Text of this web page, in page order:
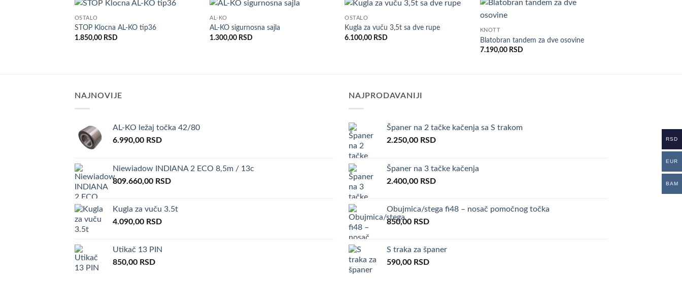
OSTALO
STOP Klocna AL-KO tip36
1.850,00 RSD
AL-KO
AL-KO sigurnosna sajla
1.300,00 RSD
OSTALO
Kugla za vuču 3,5t sa dve rupe
6.100,00 RSD
želja
KNOTT
Blatobran tandem za dve osovine
7.190,00 RSD
NAJNOVIJE
AL-KO ležaj točka 42/80
6.990,00 RSD
Niewiadow INDIANA 2 ECO 8,5m / 13c
809.660,00 RSD
Kugla za vuču 3.5t
4.090,00 RSD
Utikač 13 PIN
850,00 RSD
NAJPRODAVANIJI
Španer na 2 tačke kačenja sa S trakom
2.250,00 RSD
Španer na 3 tačke kačenja
2.400,00 RSD
Obujmica/stega fi48 – nosač pomočnog točka
850,00 RSD
S traka za španer
590,00 RSD
RSD
EUR
BAM